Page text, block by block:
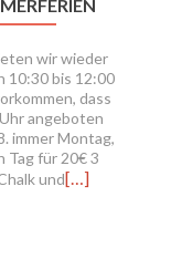
wir wieder
10:30 bis 12:00
dass
angeboten
immer Montag,
Tag für 20€ 3
und[…]